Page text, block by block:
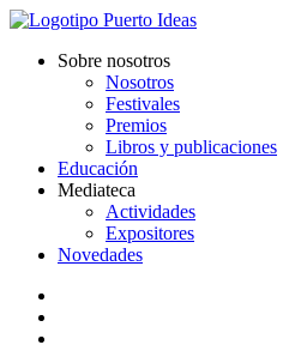
Sobre nosotros
Nosotros
Festivales
Premios
Libros y publicaciones
Educación
Mediateca
Actividades
Expositores
Novedades